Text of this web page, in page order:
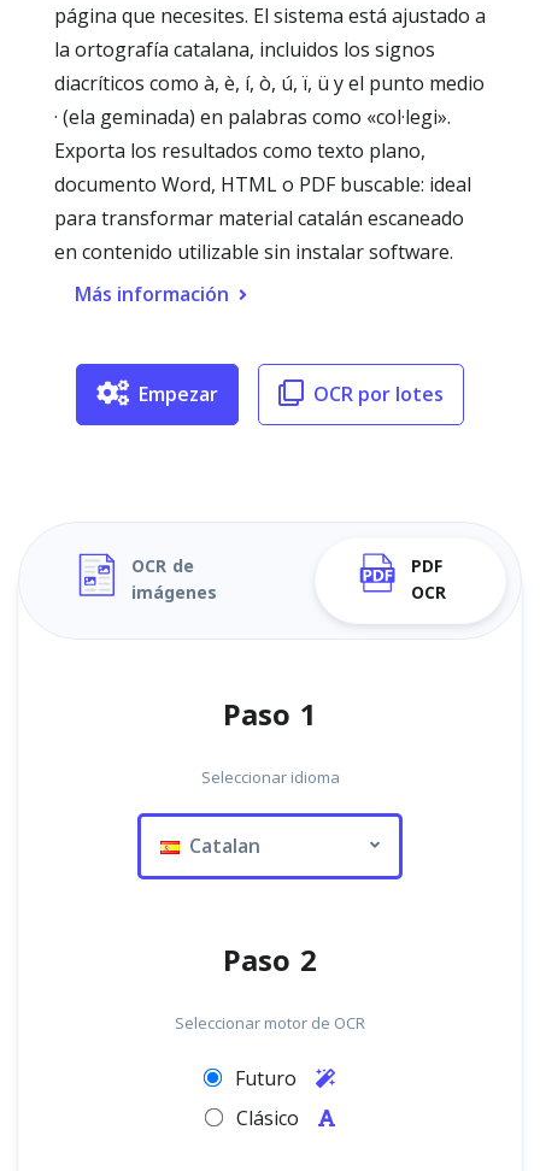
página que necesites. El sistema está ajustado a
la ortografía catalana, incluidos los signos
diacríticos como à, è, í, ò, ú, ï, ü y el punto medio
· (ela geminada) en palabras como «col·legi».
Exporta los resultados como texto plano,
documento Word, HTML o PDF buscable: ideal
para transformar material catalán escaneado
en contenido utilizable sin instalar software.
Más información
Empezar OCR por lotes
OCR de
imágenes
PDF
OCR
Paso 1
Seleccionar idioma
Catalan
Paso 2
Seleccionar motor de OCR
Futuro
Clásico